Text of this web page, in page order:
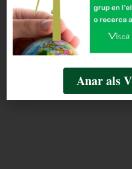
Mercader, Òdena
KART
L’aposta de la tecnologia
Anar als